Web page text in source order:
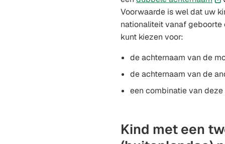
een
Voorwaarde is wel dat uw
nationaliteit vanaf geboorte
kunt kiezen voor:
de achternaam van de
de achternaam van de
een combinatie van
Kind met een